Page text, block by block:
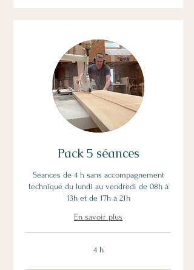
Pack 5 séances
Séances de 4 h sans accompagnement
technique du lundi au vendredi de 08h à
13h et de 17h à 21h
En savoir plus
4 h